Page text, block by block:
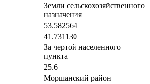
Земли сельскохозяйственного
назначения
53.582564
41.731130
За чертой населенного
пункта
25.6
Моршанский район